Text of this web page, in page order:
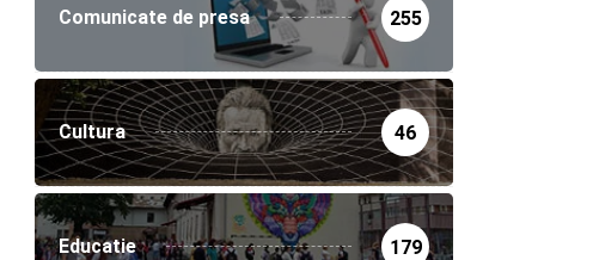
Comunicate de presa 255
Cultura 46
Educatie 179